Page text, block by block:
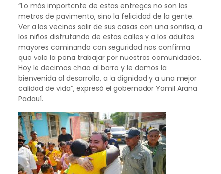
“Lo más importante de estas entregas no son los
metros de pavimento, sino la felicidad de la gente.
Ver a los vecinos salir de sus casas con una sonrisa, a
los niños disfrutando de estas calles y a los adultos
mayores caminando con seguridad nos confirma
que vale la pena trabajar por nuestras comunidades.
Hoy le decimos chao al barro y le damos la
bienvenida al desarrollo, a la dignidad y a una mejor
calidad de vida”, expresó el gobernador Yamil Arana
Padauí.